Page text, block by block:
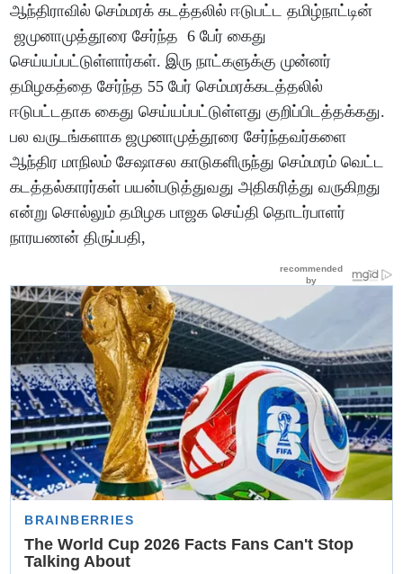
ஆந்திராவில் செம்மரக் கடத்தலில் ஈடுபட்ட தமிழ்நாட்டின்
ஜமுனாமுத்தூரை சேர்ந்த 6 பேர் கைது
செய்யப்பட்டுள்ளார்கள். இரு நாட்களுக்கு முன்னர்
தமிழகத்தை சேர்ந்த 55 பேர் செம்மரக்கடத்தலில்
ஈடுபட்டதாக கைது செய்யப்பட்டுள்ளது குறிப்பிடத்தக்கது.
பல வருடங்களாக ஜமுனாமுத்தூரை சேர்ந்தவர்களை
ஆந்திர மாநிலம் சேஷாசல காடுகளிருந்து செம்மரம் வெட்ட
கடத்தல்காரர்கள் பயன்படுத்துவது அதிகரித்து வருகிறது
என்று சொல்லும் தமிழக பாஜக செய்தி தொடர்பாளர்
நாரயணன் திருப்பதி,